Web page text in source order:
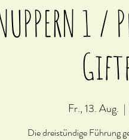
Fr., 13. Aug.
  |
Die dreistündige Führung